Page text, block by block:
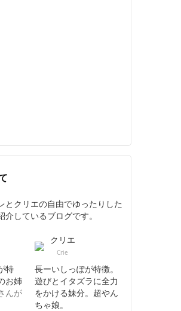
とクリエの自由でゆったりした
しているブログです。
特
お姉
んが
クリエ
Crie
長ーいしっぽが特徴。
遊びとイタズラに全力
をかける妹分。超やん
ちゃ娘。